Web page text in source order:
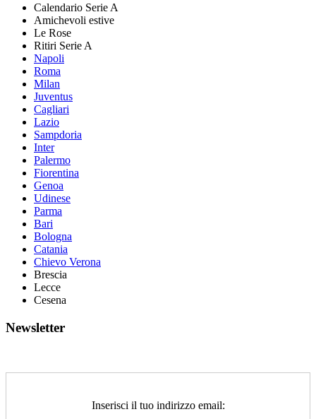
Calendario Serie A
Amichevoli estive
Le Rose
Ritiri Serie A
Napoli
Roma
Milan
Juventus
Cagliari
Lazio
Sampdoria
Inter
Palermo
Fiorentina
Genoa
Udinese
Parma
Bari
Bologna
Catania
Chievo Verona
Brescia
Lecce
Cesena
Newsletter
Inserisci il tuo indirizzo email: